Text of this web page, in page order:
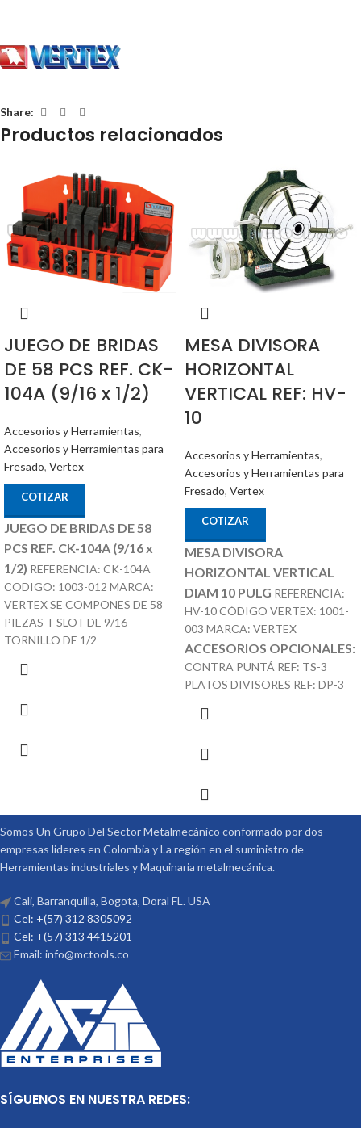
Share:
Productos relacionados
JUEGO DE BRIDAS
DE 58 PCS REF. CK-
104A (9/16 x 1/2)
Accesorios y Herramientas,
Accesorios y Herramientas para
Fresado, Vertex
COTIZAR
JUEGO DE BRIDAS DE 58
PCS REF. CK-104A (9/16 x
1/2) REFERENCIA: CK-104A
CODIGO: 1003-012 MARCA:
VERTEX SE COMPONES DE 58
PIEZAS T SLOT DE 9/16
TORNILLO DE 1/2
MESA DIVISORA
HORIZONTAL
VERTICAL REF: HV-
10
Accesorios y Herramientas,
Accesorios y Herramientas para
Fresado, Vertex
COTIZAR
MESA DIVISORA
HORIZONTAL VERTICAL
DIAM 10 PULG REFERENCIA:
HV-10 CÓDIGO VERTEX: 1001-
003 MARCA: VERTEX
ACCESORIOS OPCIONALES:
CONTRA PUNTÁ REF: TS-3
PLATOS DIVISORES REF: DP-3
Somos Un Grupo Del Sector Metalmecánico conformado por dos
empresas lideres en Colombia y La región en el suministro de
Herramientas industriales y Maquinaria metalmecánica.
Cali, Barranquilla, Bogota, Doral FL. USA
Cel: +(57) 312 8305092
Cel: +(57) 313 4415201
Email: info@mctools.co
SÍGUENOS EN NUESTRA REDES: